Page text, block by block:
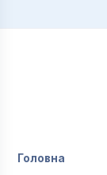
Головна